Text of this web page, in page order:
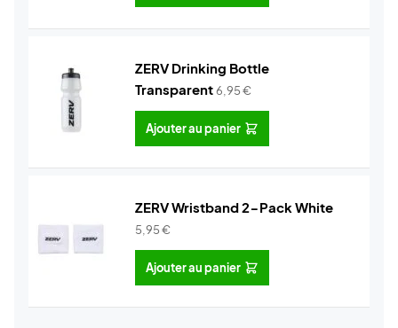
ZERV Drinking Bottle
Transparent6,95€
Ajouter au panier
ZERV Wristband 2-Pack White
5,95€
Ajouter au panier